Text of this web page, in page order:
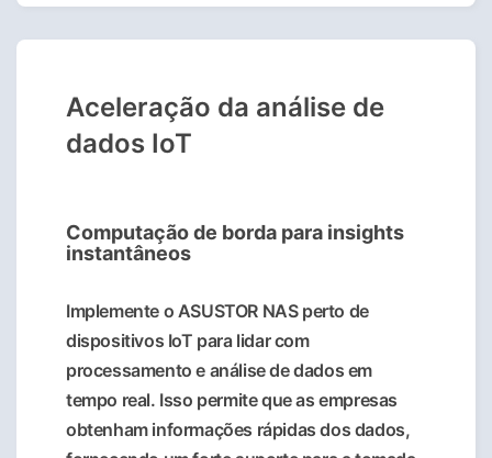
Aceleração da análise de
dados IoT
Computação de borda para insights
instantâneos
Implemente o ASUSTOR NAS perto de
dispositivos IoT para lidar com
processamento e análise de dados em
tempo real. Isso permite que as empresas
obtenham informações rápidas dos dados,